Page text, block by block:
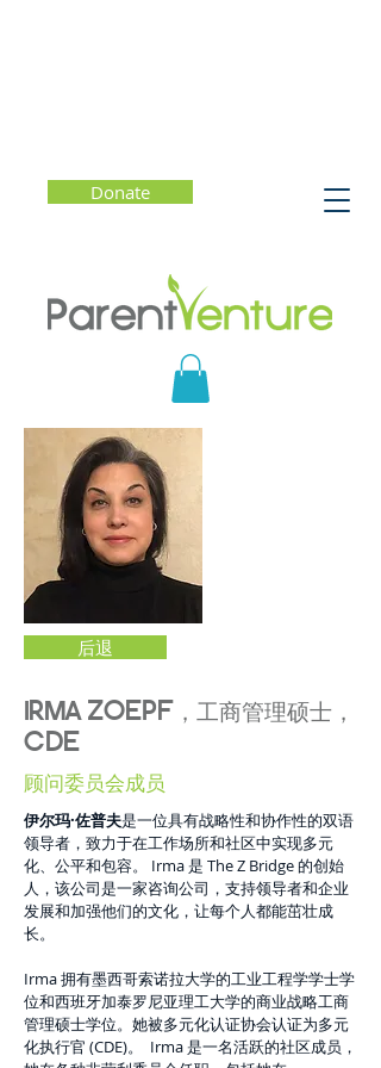
Donate
后退
IRMA ZOEPF，工商管理硕士，
CDE
顾问委员会成员
伊尔玛·佐普夫是一位具有战略性和协作性的双语
领导者，致力于在工作场所和社区中实现多元
化、公平和包容。 Irma 是 The Z Bridge 的创始
人，该公司是一家咨询公司，支持领导者和企业
发展和加强他们的文化，让每个人都能茁壮成
长。
Irma 拥有墨西哥索诺拉大学的工业工程学学士学
位和西班牙加泰罗尼亚理工大学的商业战略工商
管理硕士学位。她被多元化认证协会认证为多元
化执行官 (CDE)。 Irma 是一名活跃的社区成员，